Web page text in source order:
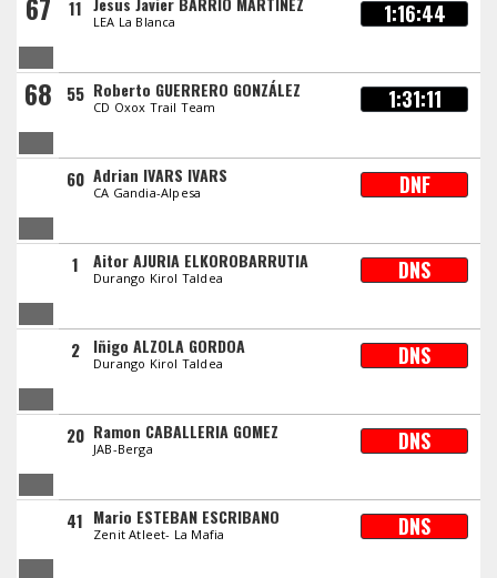
67 11
LEA La Blanca 1:16:44
68 55 Roberto GUERRERO GONZÁLEZ
CD Oxox Trail Team 1:31:11
60 Adrian IVARS IVARS
CA Gandia-Alpesa DNF
1 Aitor AJURIA ELKOROBARRUTIA
Durango Kirol Taldea DNS
2 Iñigo ALZOLA GORDOA
Durango Kirol Taldea DNS
20 Ramon CABALLERIA GOMEZ
JAB-Berga DNS
41 Mario ESTEBAN ESCRIBANO
Zenit Atleet- La Mafia DNS